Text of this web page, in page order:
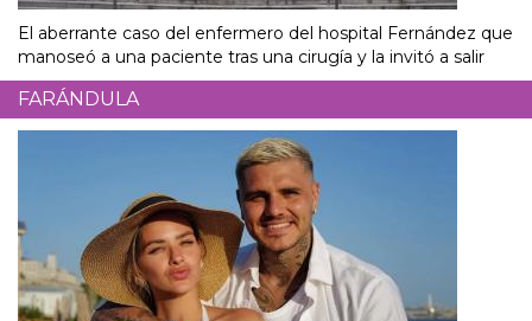
El aberrante caso del enfermero del hospital Fernández que
manoseó a una paciente tras una cirugía y la invitó a salir
FARÁNDULA